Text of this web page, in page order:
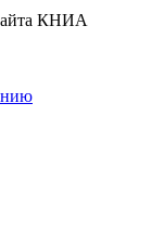
КНИА